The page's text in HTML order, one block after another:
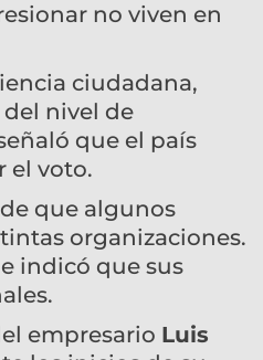
no viven en
ciudadana,
nivel de
que el país
el voto.
que algunos
organizaciones.
indicó que sus
empresario Luis